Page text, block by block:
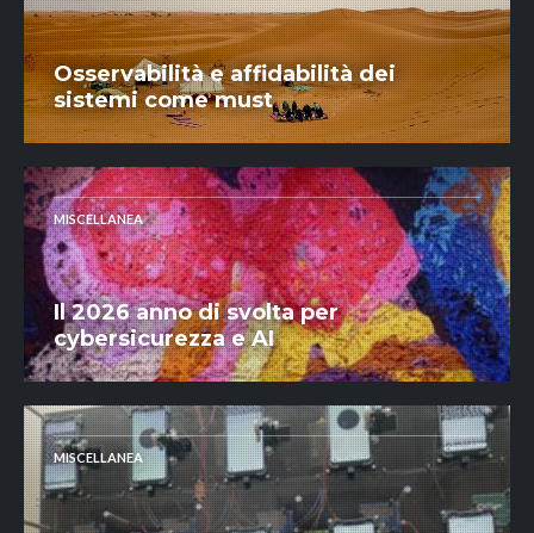
Osservabilità e affidabilità dei
sistemi come must
MISCELLANEA
Il 2026 anno di svolta per
cybersicurezza e AI
MISCELLANEA